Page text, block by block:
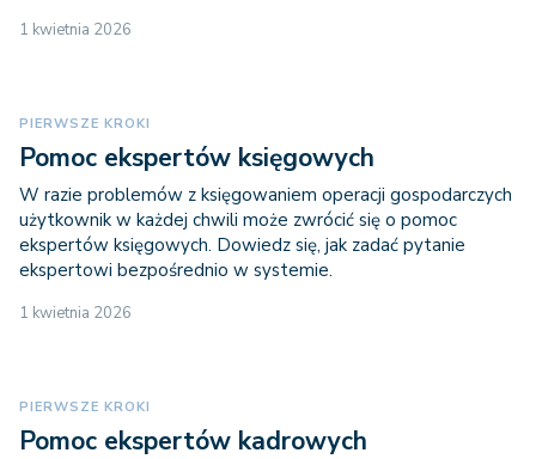
1 kwietnia 2026
PIERWSZE KROKI
Pomoc ekspertów księgowych
W razie problemów z księgowaniem operacji gospodarczych
użytkownik w każdej chwili może zwrócić się o pomoc
ekspertów księgowych. Dowiedz się, jak zadać pytanie
ekspertowi bezpośrednio w systemie.
1 kwietnia 2026
PIERWSZE KROKI
Pomoc ekspertów kadrowych